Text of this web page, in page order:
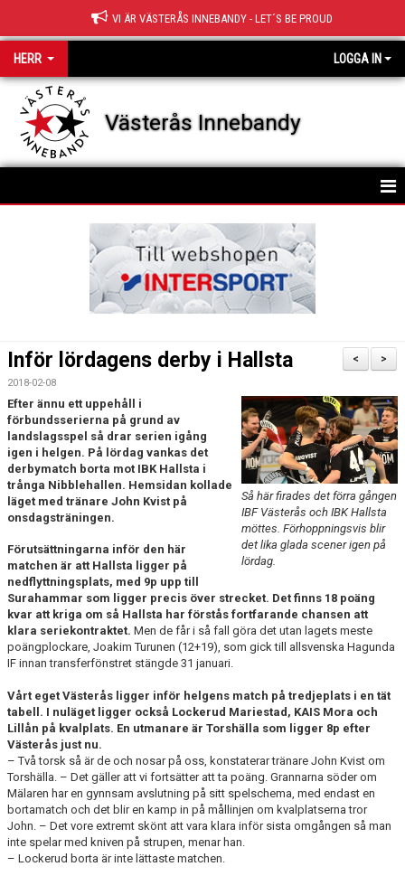
VI ÄR VÄSTERÅS INNEBANDY - LET´S BE PROUD
HERR LOGGA IN
Västerås Innebandy
>
<
Inför lördagens derby i Hallsta
2018-02-08
Så här firades det förra gången
IBF Västerås och IBK Hallsta
möttes. Förhoppningsvis blir
det lika glada scener igen på
lördag.
Efter ännu ett uppehåll i
förbundsserierna på grund av
landslagsspel så drar serien igång
igen i helgen. På lördag vankas det
derbymatch borta mot IBK Hallsta i
trånga Nibblehallen. Hemsidan kollade
läget med tränare John Kvist på
onsdagsträningen.
Förutsättningarna inför den här
matchen är att Hallsta ligger på
nedflyttningsplats, med 9p upp till
Surahammar som ligger precis över strecket. Det finns 18 poäng
kvar att kriga om så Hallsta har förstås fortfarande chansen att
klara seriekontraktet. Men de får i så fall göra det utan lagets meste
poängplockare, Joakim Turunen (12+19), som gick till allsvenska Hagunda
IF innan transferfönstret stängde 31 januari.
Vårt eget Västerås ligger inför helgens match på tredjeplats i en tät
tabell. I nuläget ligger också Lockerud Mariestad, KAIS Mora och
Lillån på kvalplats. En utmanare är Torshälla som ligger 8p efter
Västerås just nu.
– Två torsk så är de och nosar på oss, konstaterar tränare John Kvist om
Torshälla. – Det gäller att vi fortsätter att ta poäng. Grannarna söder om
Mälaren har en gynnsam avslutning på sitt spelschema, med endast en
bortamatch och det blir en kamp in på mållinjen om kvalplatserna tror
John. – Det vore extremt skönt att vara klara inför sista omgången så man
inte spelar med kniven på strupen, menar han.
– Lockerud borta är inte lättaste matchen.